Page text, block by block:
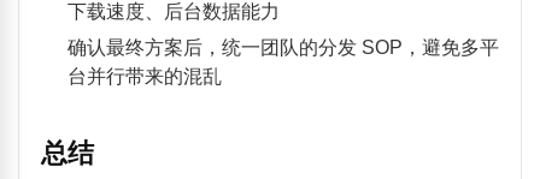
下载速度、后台数据能力
确认最终方案后，统一团队的分发 SOP，避免多平
台并行带来的混乱
总结